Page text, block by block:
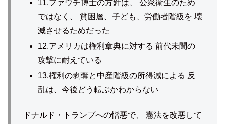
11.ファウチ博士の方針は、 公衆衛生のため
ではなく、 貧困層、子ども、労働者階級を 壊
滅させるためだった
12.アメリカは権利章典に対する 前代未聞の
攻撃に耐えている
13.権利の剥奪と中産階級の所得減による 反
乱は、今後どう転ぶかわからない
ドナルド・トランプへの憎悪で、 憲法を改悪して